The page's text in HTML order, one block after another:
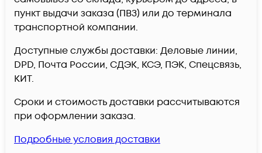
пункт выдачи заказа (ПВЗ) или до терминала
транспортной компании.
Доступные службы доставки: Деловые линии,
DPD, Почта России, СДЭК, КСЭ, ПЭК, Спецсвязь,
КИТ.
Сроки и стоимость доставки рассчитываются
при оформлении заказа.
Подробные условия доставки